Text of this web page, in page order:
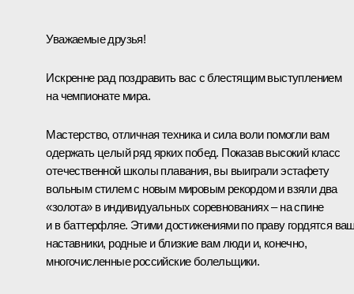
Уважаемые друзья!
Искренне рад поздравить вас с блестящим выступлением
на чемпионате мира.
Мастерство, отличная техника и сила воли помогли вам
одержать целый ряд ярких побед. Показав высокий класс
отечественной школы плавания, вы выиграли эстафету
вольным стилем с новым мировым рекордом и взяли два
«золота» в индивидуальных соревнованиях – на спине
и в баттерфляе. Этими достижениями по праву гордятся
наставники, родные и близкие вам люди и, конечно,
многочисленные российские болельщики.